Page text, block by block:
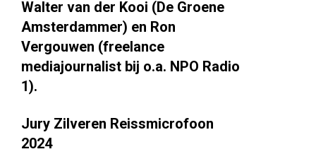
Walter van der Kooi (De Groene
Amsterdammer) en Ron
Vergouwen (freelance
mediajournalist bij o.a. NPO Radio
1).
Jury Zilveren Reissmicrofoon
2024